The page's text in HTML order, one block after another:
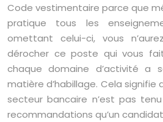
Code vestimentaire parce que
pratique tous les
omettant celui-ci, vous
dérocher ce poste qui vous
chaque domaine d’activité a
matière d’habillage. Cela signifie
secteur bancaire n’est pas
recommandations qu’un